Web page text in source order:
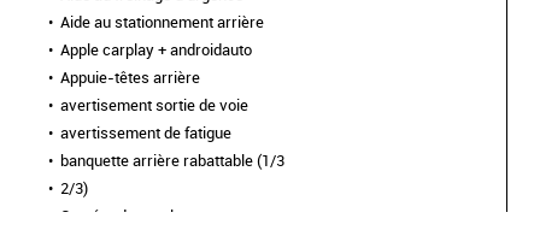
Aide au stationnement arrière
Apple carplay + androidauto
Appuie-têtes arrière
avertisement sortie de voie
avertissement de fatigue
banquette arrière rabattable (1/3
2/3)
Caméra de recul